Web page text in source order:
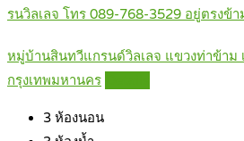
รนวิลเลจ โทร 089-768-3529 อยู่ตรงข้
หมู่บ้านสินทวีแกรนด์วิลเลจ แขวงท่าข้าม
กรุงเทพมหานคร
3 ห้องนอน